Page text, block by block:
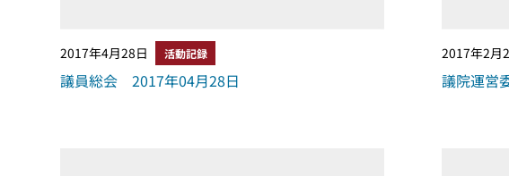
2017年4月28日 活動記録
議員総会 2017年04月28日
2017年2月
議院運営